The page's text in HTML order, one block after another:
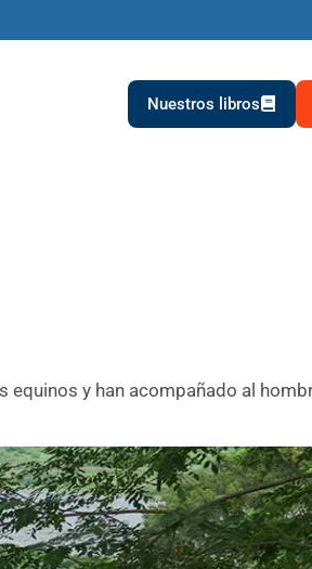
Nuestros libros
y han acompañado al